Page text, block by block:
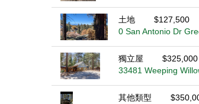
土地
$127,500
0 San Antonio Dr
獨立屋
$325,000
33481 Weeping
其他類型